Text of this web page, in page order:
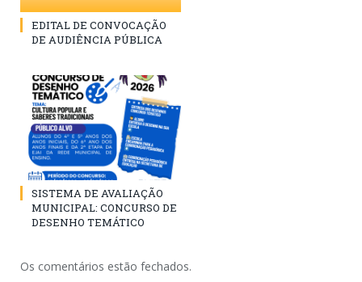
EDITAL DE CONVOCAÇÃO
DE AUDIÊNCIA PÚBLICA
SISTEMA DE AVALIAÇÃO
MUNICIPAL: CONCURSO DE
DESENHO TEMÁTICO
Os comentários estão fechados.